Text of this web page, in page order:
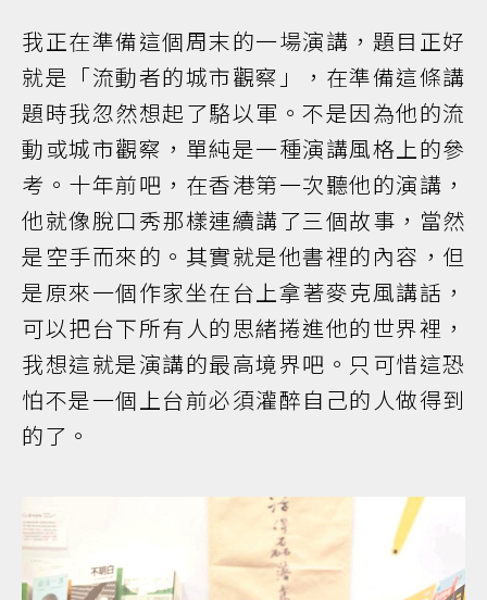
我正在準備這個周末的一場演講，題目正好
就是「流動者的城市觀察」，在準備這條講
題時我忽然想起了駱以軍。不是因為他的流
動或城市觀察，單純是一種演講風格上的參
考。十年前吧，在香港第一次聽他的演講，
他就像脫口秀那樣連續講了三個故事，當然
是空手而來的。其實就是他書裡的內容，但
是原來一個作家坐在台上拿著麥克風講話，
可以把台下所有人的思緒捲進他的世界裡，
我想這就是演講的最高境界吧。只可惜這恐
怕不是一個上台前必須灌醉自己的人做得到
的了。